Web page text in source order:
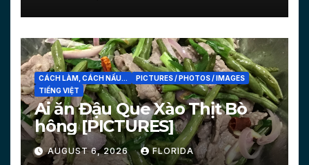
CÁCH LÀM, CÁCH NẤU...
PICTURES / PHOTOS / IMAGES
TIẾNG VIỆT
Ai ăn Đậu Que Xào Thịt Bò
hông [PICTURES]
AUGUST 6, 2026 FLORIDA